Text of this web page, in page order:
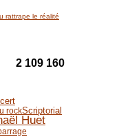
rattrape le réalité
2 109 160
rockScriptorial
Huet